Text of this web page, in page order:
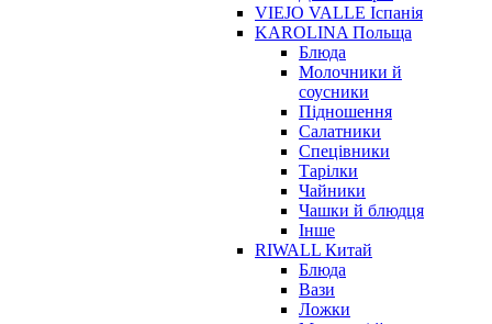
VIEJO VALLE Іспанія
KAROLINA Польща
Блюда
Молочники й
соусники
Підношення
Салатники
Спецівники
Тарілки
Чайники
Чашки й блюдця
Інше
RIWALL Китай
Блюда
Вази
Ложки